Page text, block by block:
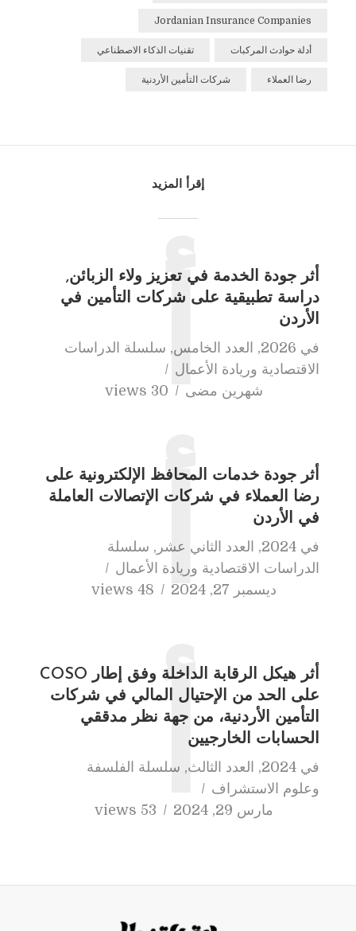
Jordanian Insurance Companies
أدلة حوادث المركبات تقنيات الذكاء الاصطناعي
رضا العملاء شركات التأمين الأردنية
إقرأ المزيد
أثر جودة الخدمة في تعزيز ولاء الزبائن,
دراسة تطبيقية على شركات التأمين في
الأردن
في 2026
, العدد الخامس, سلسلة الدراسات
الاقتصادية وريادة الأعمال
شهرين مضى
30 viewsأ
أثر جودة خدمات المحافظ الإلكترونية على
رضا العملاء في شركات الإتصالات العاملة
في الأردن
في 2024
, العدد الثاني عشر , سلسلة
الدراسات الاقتصادية وريادة الأعمال
ديسمبر 27, 2024
48 views أ
أثر هيكل الرقابة الداخلة وفق إطار COSO
على الحد من الإحتيال المالي في شركات
التأمين الأردنية، من جهة نظر مدققي
الحسابات الخارجيين
في 2024
, العدد الثالث, سلسلة الفلسفة
وعلوم الاستشراف
مارس 29, 2024
53 viewsأ